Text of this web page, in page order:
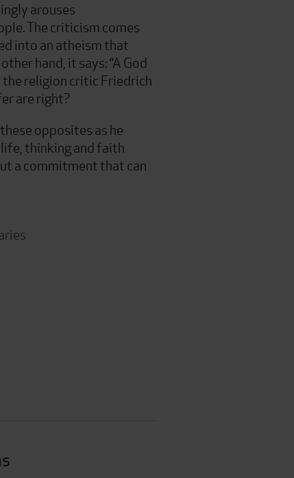
arouses
The criticism comes
into an atheism that
hand, it says: “A God
religion critic Friedrich
are right?
opposites as he
thinking and faith
a commitment that can